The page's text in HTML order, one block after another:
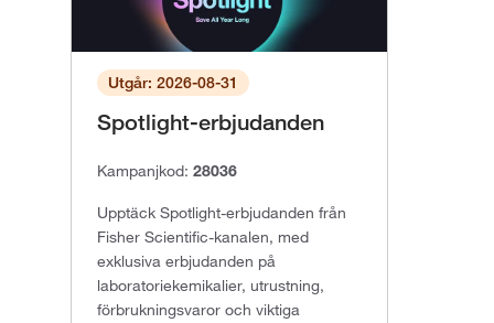
Utgår: 2026-08-31
Spotlight-erbjudanden
Kampanjkod: 28036
Upptäck Spotlight-erbjudanden från
Fisher Scientific-kanalen, med
exklusiva erbjudanden på
laboratoriekemikalier, utrustning,
förbrukningsvaror och viktiga